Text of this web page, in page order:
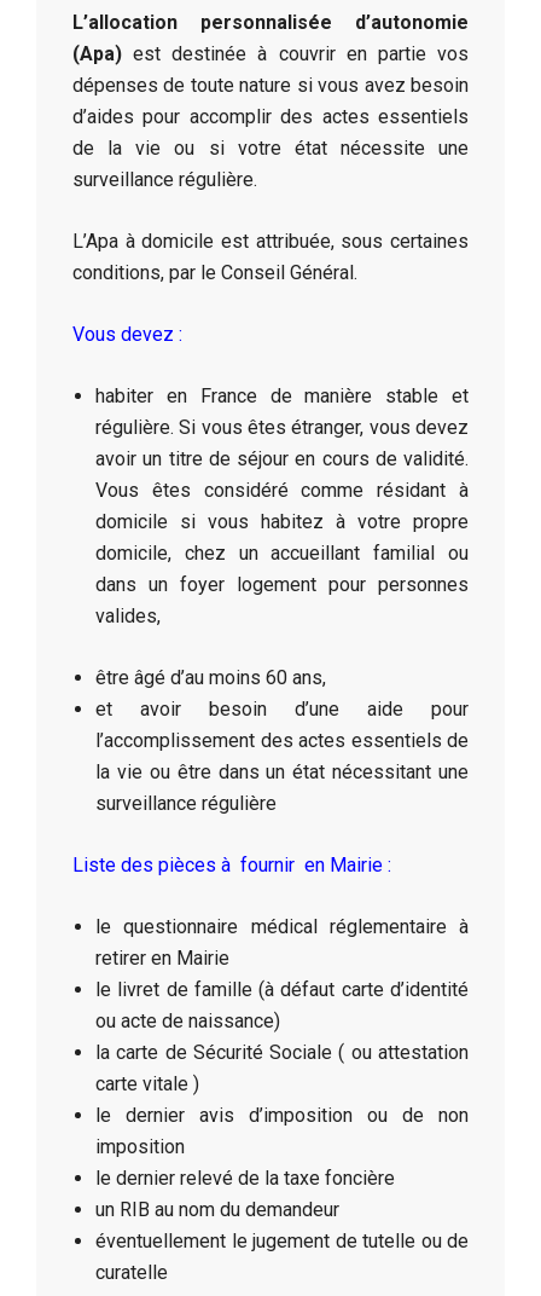
L’allocation personnalisée d’autonomie
(Apa) est destinée à couvrir en partie vos
dépenses de toute nature si vous avez besoin
d’aides pour accomplir des actes essentiels
de la vie ou si votre état nécessite une
surveillance régulière.
L’Apa à domicile est attribuée, sous certaines
conditions, par le Conseil Général.
Vous devez :
habiter en France de manière stable et
régulière. Si vous êtes étranger, vous devez
avoir un titre de séjour en cours de validité.
Vous êtes considéré comme résidant à
domicile si vous habitez à votre propre
domicile, chez un accueillant familial ou
dans un foyer logement pour personnes
valides,
être âgé d’au moins 60 ans,
et avoir besoin d’une aide pour
l’accomplissement des actes essentiels de
la vie ou être dans un état nécessitant une
surveillance régulière
Liste des pièces à fournir en Mairie :
le questionnaire médical réglementaire à
retirer en Mairie
le livret de famille (à défaut carte d’identité
ou acte de naissance)
la carte de Sécurité Sociale ( ou attestation
carte vitale )
le dernier avis d’imposition ou de non
imposition
le dernier relevé de la taxe foncière
un RIB au nom du demandeur
éventuellement le jugement de tutelle ou de
curatelle